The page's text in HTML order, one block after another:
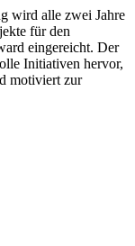
wird alle zwei Jahre
für den
eingereicht. Der
Initiativen hervor,
motiviert zur